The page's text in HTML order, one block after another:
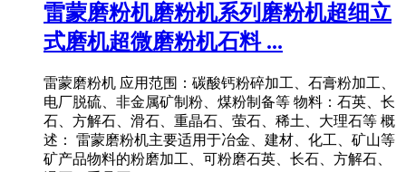
雷蒙磨粉机磨粉机系列磨粉机超细立
式磨机超微磨粉机石料 ...
雷蒙磨粉机 应用范围：碳酸钙粉碎加工、石膏粉加工、
电厂脱硫、非金属矿制粉、煤粉制备等 物料：石英、长
石、方解石、滑石、重晶石、萤石、稀土、大理石等 概
述： 雷蒙磨粉机主要适用于冶金、建材、化工、矿山等
矿产品物料的粉磨加工、可粉磨石英、长石、方解石、